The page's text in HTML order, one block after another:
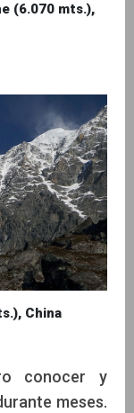
(6.070 mts.),
China
conocer y
meses.